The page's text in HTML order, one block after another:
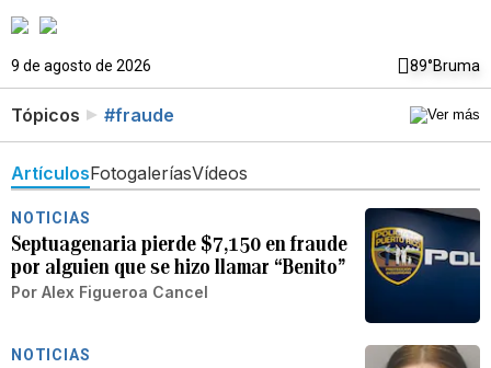
9 de agosto de 2026 89°Bruma
Tópicos #fraude
ArtículosFotogaleríasVídeos
NOTICIAS
Septuagenaria pierde $7,150 en fraude
por alguien que se hizo llamar “Benito”
Por Alex Figueroa Cancel
NOTICIAS